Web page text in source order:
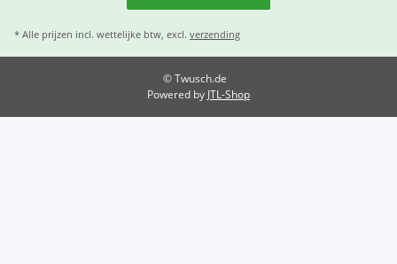
* Alle prijzen incl. wettelijke btw, excl. verzending
© Twusch.de
Powered by JTL-Shop